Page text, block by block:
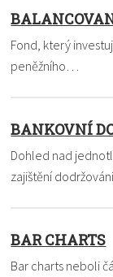
Fond, který
peněžního…
BANKOVNÍ
Dohled nad
zajištění
BAR CHARTS
Bar charts neboli